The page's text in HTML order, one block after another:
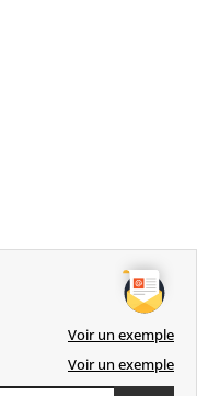
Voir un exemple
Voir un exemple